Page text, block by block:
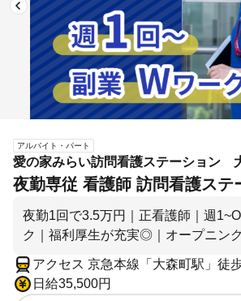
アルバイト・パート
愛の家みらい訪問看護ステーション
夜勤専従 看護師 訪問看護ステ
夜勤1回で3.5万円｜正看護師｜週
ク｜福利厚生が充実◎｜オープニン
アクセス 京急本線「大森町駅」徒
日給35,500円